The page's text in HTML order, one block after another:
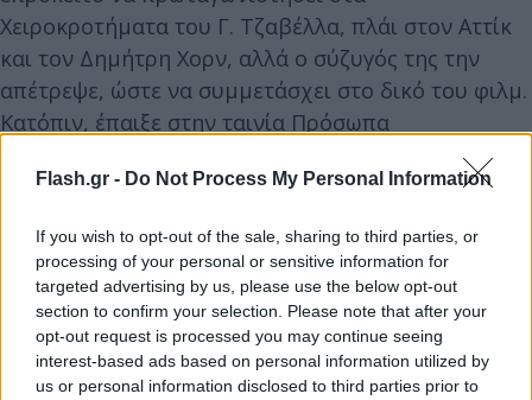
Flash.gr - Do Not Process My Personal Information
If you wish to opt-out of the sale, sharing to third parties, or
processing of your personal or sensitive information for
targeted advertising by us, please use the below opt-out
section to confirm your selection. Please note that after your
opt-out request is processed you may continue seeing
interest-based ads based on personal information utilized by
us or personal information disclosed to third parties prior to
Χειροκροτήματα του Γ. Τζαβέλλα, πλάι στον Αττίκ
και τον Δημήτρη Χορν, αλλά ο σύζυγός της την
απέτρεψε, ώστε να συμμετάσχει στο δικό του φιλμ.
Κατόπιν, έπαιξε στην ταινία Πρόσωπα
λησμονημένα (1946) του Τζαβέλλα, στο πλευρό των
Αιμίλιου Βεάκη, Γιώργου Παππά και Λάμπρου
Ο σκηνοθέτης, που εμφανιζόταν σε μια σκηνή του
έργου ως οδηγός αυτοκινήτου, αποκήρυξε το
δημιούργημα του ως τη μεγαλύτερη του αποτυχία.
Συνέχισε την κινηματογραφική της καριέρα με μια